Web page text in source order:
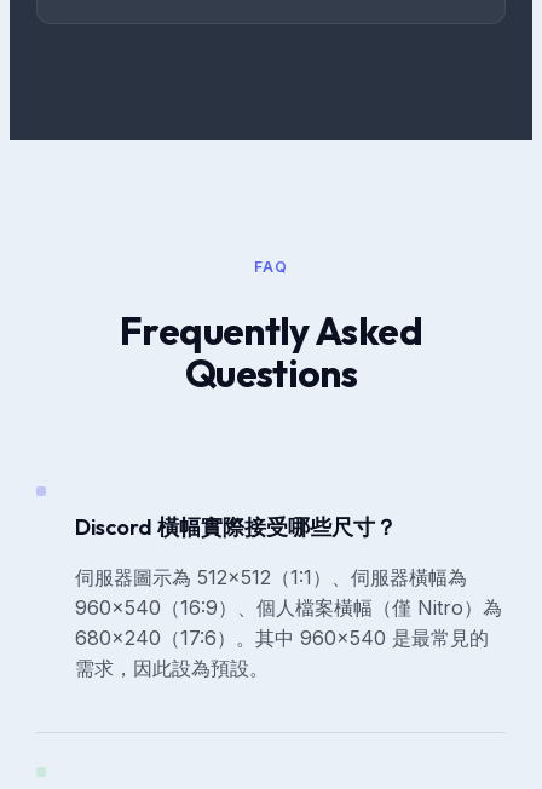
FAQ
Frequently Asked
Questions
Discord 橫幅實際接受哪些尺寸？
伺服器圖示為 512×512（1:1）、伺服器橫幅為
960×540（16:9）、個人檔案橫幅（僅 Nitro）為
680×240（17:6）。其中 960×540 是最常見的
需求，因此設為預設。